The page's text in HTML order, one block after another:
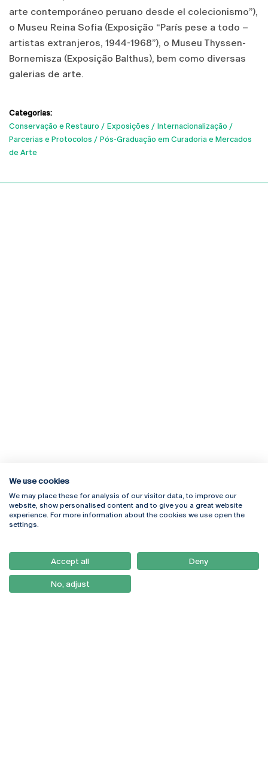
arte contemporáneo peruano desde el colecionismo”),
o Museu Reina Sofia (Exposição “París pese a todo –
artistas extranjeros, 1944-1968”), o Museu Thyssen-
Bornemisza (Exposição Balthus), bem como diversas
galerias de arte.
Categorias:
Conservação e Restauro
Exposições
Internacionalização
Parcerias e Protocolos
Pós-Graduação em Curadoria e Mercados
de Arte
Rua Diogo Botelho 1327
4169-005 Porto
+351 226 196 240
Campus Online
Webmail
Como Chegar
Newsletter
We use cookies
We may place these for analysis of our visitor data, to improve our
website, show personalised content and to give you a great website
experience. For more information about the cookies we use open the
settings.
Accept all Deny
No, adjust